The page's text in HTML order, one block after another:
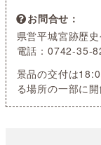
お問合せ
県営平城宮跡歴
電話：0742-35-
景品の交付は
る場所の一部に